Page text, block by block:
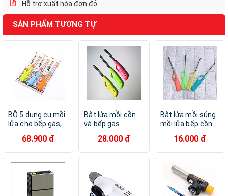
Hỗ trợ xuất hóa đơn đỏ
SẢN PHẨM TƯƠNG TỰ
BỘ 5 dụng cụ mồi
lửa cho bếp gas,
tiện dụng
68.900 đ
Bật lửa mồi cồn
và bếp gas
28.000 đ
Bật lửa mồi súng
mồi lửa bếp cồn
16.000 đ